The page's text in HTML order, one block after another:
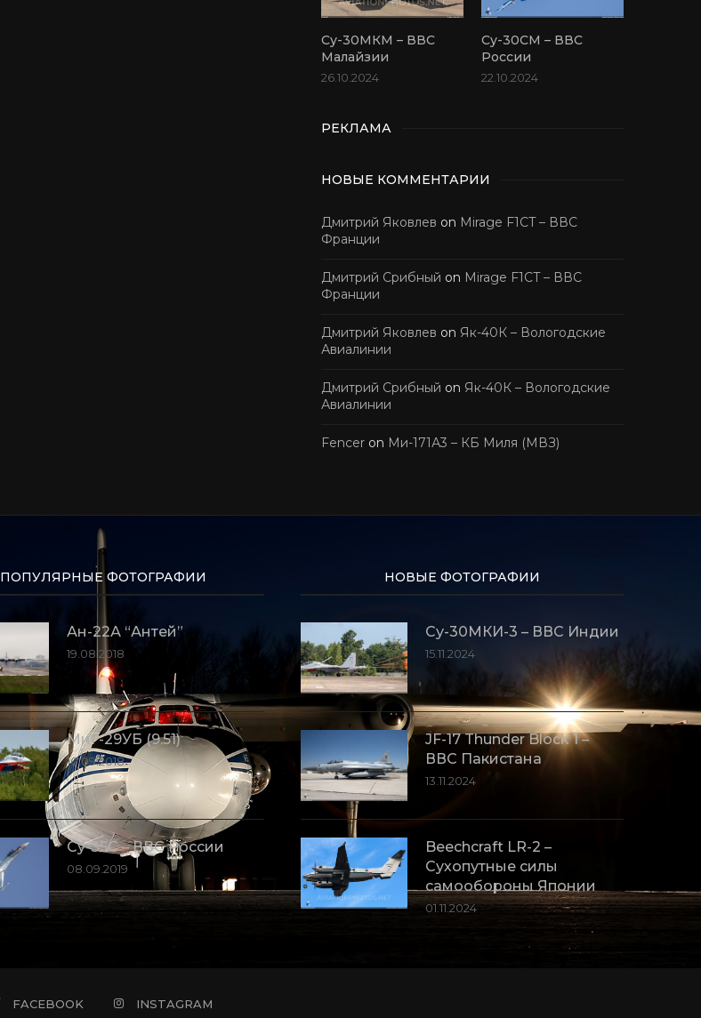
Су-30МКМ – ВВС
Малайзии
26.10.2024
Су-30СМ – ВВС
России
22.10.2024
РЕКЛАМА
НОВЫЕ КОММЕНТАРИИ
Дмитрий Яковлев on Mirage F1CT – ВВС
Франции
Дмитрий Срибный on Mirage F1CT – ВВС
Франции
Дмитрий Яковлев on Як-40К – Вологодские
Авиалинии
Дмитрий Срибный on Як-40К – Вологодские
Авиалинии
Fencer on Ми-171А3 – КБ Миля (МВЗ)
ПОПУЛЯРНЫЕ ФОТОГРАФИИ
Ан-22А “Антей”
19.08.2018
МиГ-29УБ (9.51)
10.09.2018
Су-35С – ВВС России
08.09.2019
НОВЫЕ ФОТОГРАФИИ
Су-30МКИ-3 – ВВС Индии
15.11.2024
JF-17 Thunder Block 1 –
ВВС Пакистана
13.11.2024
Beechcraft LR-2 –
Сухопутные силы
самообороны Японии
01.11.2024
FACEBOOK INSTAGRAM